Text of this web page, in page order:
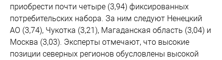
приобрести почти четыре (3,94) фиксированных
потребительских набора. За ним следуют Ненецкий
АО (3,74), Чукотка (3,21), Магаданская область (3,04) и
Москва (3,03). Эксперты отмечают, что высокие
позиции северных регионов обусловлены высокой